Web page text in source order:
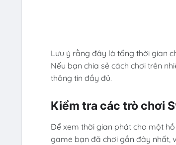
Lưu ý rằng đây là tổng thời gian
Nếu bạn chia sẻ cách chơi trên
thông tin đầy đủ.
Kiểm tra các trò chơi
Để xem thời gian phát cho một
game bạn đã chơi gần đây nhất,